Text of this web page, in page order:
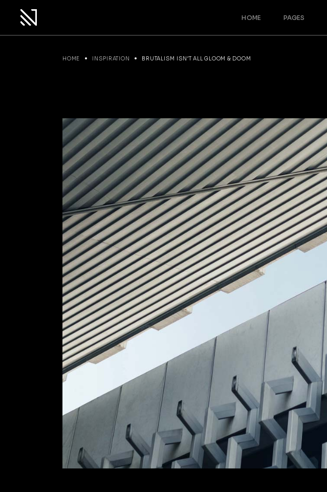
HOME
Cascading Portfolio
Architecture Bureau
Architecture Portfolio
Fullscreen Slider
Landing
PAGES
Our Partners
Contact Us
Get In Touch
Coming Soon
HOME INSPIRATION BRUTALISM ISN’T ALL GLOOM & DOOM